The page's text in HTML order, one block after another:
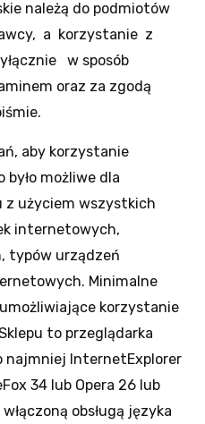
należą do podmiotów
a korzystanie z
w sposób
oraz za zgodą
aby korzystanie
możliwe dla
użyciem wszystkich
internetowych,
typów urządzeń
Minimalne
korzystanie
to przeglądarka
InternetExplorer
34 lub Opera 26 lub
obsługą języka